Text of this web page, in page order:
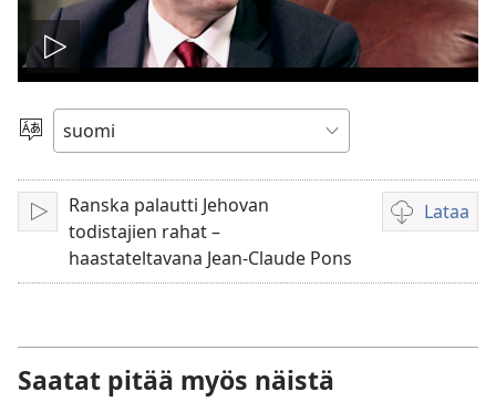
Toista
video
Valitse
Toista
Ranska palautti Jehovan
todistajien rahat –
haastateltavana Jean-Claude Pons
Lataa
Videoiden
Saatat pitää myös näistä